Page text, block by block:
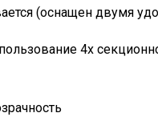
(оснащен двумя
4х